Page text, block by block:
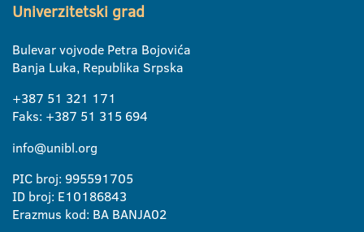
Univerzitetski grad
Bulevar vojvode Petra Bojovića
Banja Luka, Republika Srpska
+387 51 321 171
Faks: +387 51 315 694
info@unibl.org
PIC broj: 995591705
ID broj: E10186843
Erazmus kod: BA BANJA02